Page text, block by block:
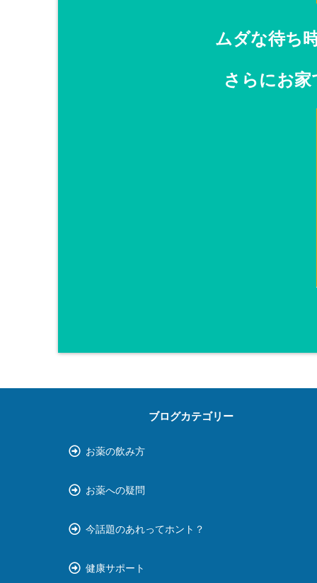
ムダな待ち
さらにお
ブログカテゴリー
お薬の飲み方
お薬への疑問
今話題のあれってホント？
健康サポート